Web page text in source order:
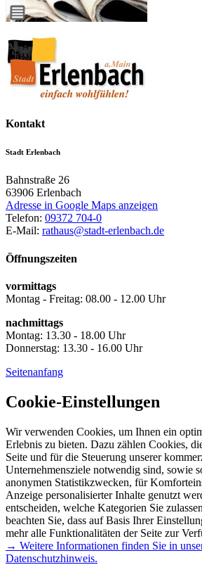
Kontakt
Stadt Erlenbach
Bahnstraße 26
63906 Erlenbach
Adresse in Google Maps anzeigen
Telefon: 09372 704-0
E-Mail: rathaus@stadt-erlenbach.de
Öffnungszeiten
vormittags
Montag - Freitag: 08.00 - 12.00 Uhr
nachmittags
Montag: 13.30 - 18.00 Uhr
Donnerstag: 13.30 - 16.00 Uhr
Seitenanfang
Cookie-Einstellungen
Wir verwenden Cookies, um Ihnen ein
Erlebnis zu bieten. Dazu zählen Cookies,
Seite und für die Steuerung unserer
Unternehmensziele notwendig sind, sowie
anonymen Statistikzwecken, für
Anzeige personalisierter Inhalte genutzt
entscheiden, welche Kategorien Sie
beachten Sie, dass auf Basis Ihrer
mehr alle Funktionalitäten der Seite zur
→ Weitere Informationen finden Sie in
Datenschutzhinweis.